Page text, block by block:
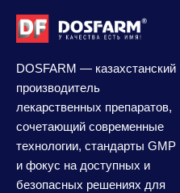
DOSFARM — казахстанский
производитель
лекарственных препаратов,
сочетающий современные
технологии, стандарты GMP
и фокус на доступных и
безопасных решениях для